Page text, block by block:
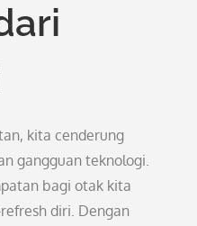
kita cenderung
gangguan teknologi.
bagi otak kita
diri. Dengan